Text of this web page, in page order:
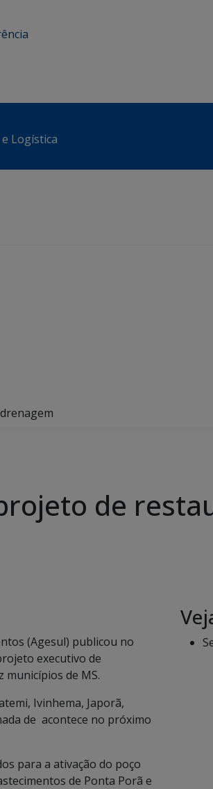
Logística
de
(Agesul) publicou no
executivo de
municípios de MS.
Ivinhema, Japorã,
de acontece no próximo
para a ativação do poço
de Ponta Porã e